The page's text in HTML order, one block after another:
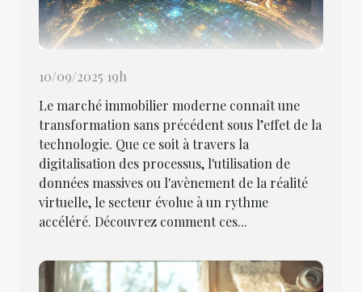
10/09/2025 19h
Le marché immobilier moderne connaît une
transformation sans précédent sous l’effet de la
technologie. Que ce soit à travers la
digitalisation des processus, l'utilisation de
données massives ou l'avènement de la réalité
virtuelle, le secteur évolue à un rythme
accéléré. Découvrez comment ces...